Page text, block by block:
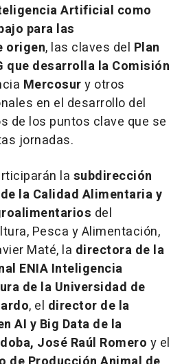
Artificial como
para las
origen, las claves del Plan
que desarrolla la Comisión
Mercosury otros
en el desarrollo del
de los puntos clave que se
jornadas.
la subdirección
la Calidad Alimentaria y
del
Pesca y Alimentación,
Maté, la directora de la
ENIA Inteligencia
de la Universidad de
, el director de la
AI y Big Data de la
José Raúl Romero y el